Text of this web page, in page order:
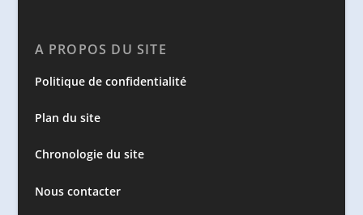
A PROPOS DU SITE
Politique de confidentialité
Plan du site
Chronologie du site
Nous contacter